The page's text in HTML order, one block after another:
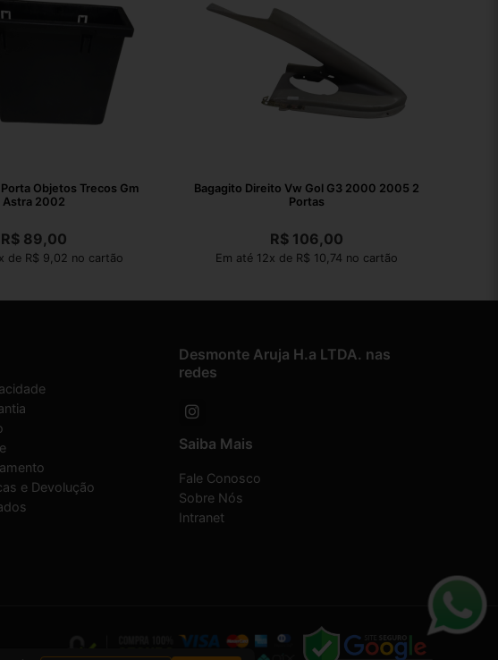
Objetos Trecos Gm
Astra 2002
R$89,00
de R$ 9,02 no cartão
Bagagito Direito Vw Gol G3 2000 2005 2
Portas
R$106,00
Em até 12x de R$ 10,74 no cartão
e Devolução
Desmonte Aruja H.a LTDA. nas
redes
Saiba Mais
Fale Conosco
Sobre Nós
Intranet